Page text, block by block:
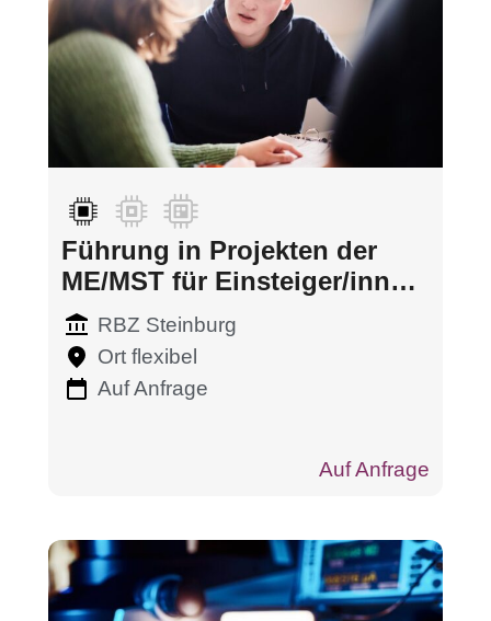
Führung in Projekten der
ME/MST für Einsteiger/innen
mit Selbst- und
Zeitmanagement
RBZ Steinburg
Ort flexibel
Auf Anfrage
Auf Anfrage